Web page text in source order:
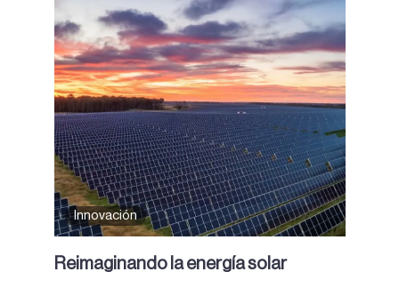
Innovación
Reimaginando la energía solar